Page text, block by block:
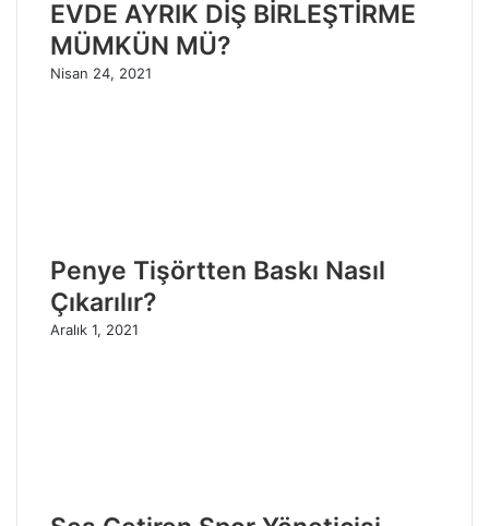
EVDE AYRIK DİŞ BİRLEŞTİRME
MÜMKÜN MÜ?
Nisan 24, 2021
Penye Tişörtten Baskı Nasıl
Çıkarılır?
Aralık 1, 2021